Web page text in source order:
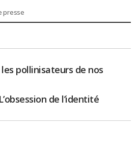
presse
pollinisateurs de nos
de l’identité